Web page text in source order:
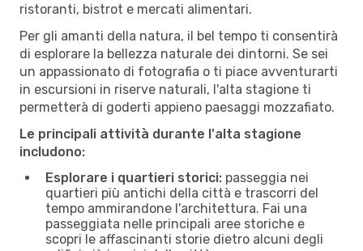
ristoranti, bistrot e mercati alimentari.
Per gli amanti della natura, il bel tempo ti consentirà
di esplorare la bellezza naturale dei dintorni. Se sei
un appassionato di fotografia o ti piace avventurarti
in escursioni in riserve naturali, l'alta stagione ti
permetterà di goderti appieno paesaggi mozzafiato.
Le principali attività durante l'alta stagione
includono:
Esplorare i quartieri storici: passeggia nei
quartieri più antichi della città e trascorri del
tempo ammirandone l'architettura. Fai una
passeggiata nelle principali aree storiche e
scopri le affascinanti storie dietro alcuni degli